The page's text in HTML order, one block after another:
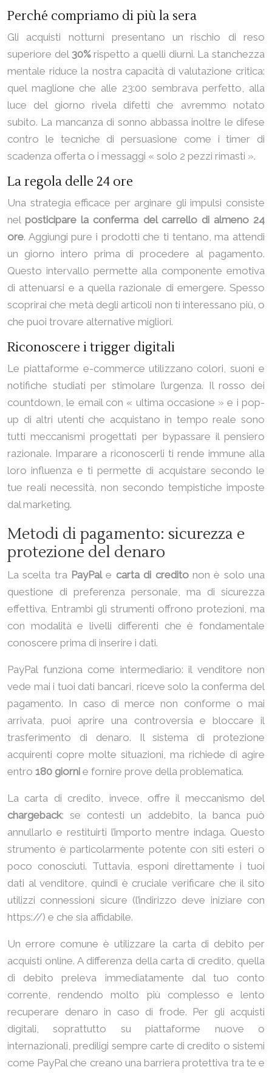
Perché compriamo di più la sera
Gli acquisti notturni presentano un rischio di reso
superiore del 30%rispetto a quelli diurni. La stanchezza
mentale riduce la nostra capacità di valutazione critica:
quel maglione che alle 23:00 sembrava perfetto, alla
luce del giorno rivela difetti che avremmo notato
subito. La mancanza di sonno abbassa inoltre le difese
contro le tecniche di persuasione come i timer di
scadenza offerta o i messaggi « solo 2 pezzi rimasti ».
La regola delle 24 ore
Una strategia efficace per arginare gli impulsi consiste
nel posticipare la conferma del carrello di almeno 24
ore. Aggiungi pure i prodotti che ti tentano, ma attendi
un giorno intero prima di procedere al pagamento.
Questo intervallo permette alla componente emotiva
di attenuarsi e a quella razionale di emergere. Spesso
scoprirai che metà degli articoli non ti interessano più, o
che puoi trovare alternative migliori.
Riconoscere i trigger digitali
Le piattaforme e-commerce utilizzano colori, suoni e
notifiche studiati per stimolare l’urgenza. Il rosso dei
countdown, le email con « ultima occasione » e i pop-
up di altri utenti che acquistano in tempo reale sono
tutti meccanismi progettati per bypassare il pensiero
razionale. Imparare a riconoscerli ti rende immune alla
loro influenza e ti permette di acquistare secondo le
tue reali necessità, non secondo tempistiche imposte
dal marketing.
Metodi di pagamento: sicurezza e
protezione del denaro
La scelta tra PayPale carta di creditonon è solo una
questione di preferenza personale, ma di sicurezza
effettiva. Entrambi gli strumenti offrono protezioni, ma
con modalità e livelli differenti che è fondamentale
conoscere prima di inserire i dati.
PayPal funziona come intermediario: il venditore non
vede mai i tuoi dati bancari, riceve solo la conferma del
pagamento. In caso di merce non conforme o mai
arrivata, puoi aprire una controversia e bloccare il
trasferimento di denaro. Il sistema di protezione
acquirenti copre molte situazioni, ma richiede di agire
entro 180 giorni e fornire prove della problematica.
La carta di credito, invece, offre il meccanismo del
chargeback: se contesti un addebito, la banca può
annullarlo e restituirti l’importo mentre indaga. Questo
strumento è particolarmente potente con siti esteri o
poco conosciuti. Tuttavia, esponi direttamente i tuoi
dati al venditore, quindi è cruciale verificare che il sito
utilizzi connessioni sicure (l’indirizzo deve iniziare con
https://) e che sia affidabile.
Un errore comune è utilizzare la carta di debito per
acquisti online. A differenza della carta di credito, quella
di debito preleva immediatamente dal tuo conto
corrente, rendendo molto più complesso e lento
recuperare denaro in caso di frode. Per gli acquisti
digitali, soprattutto su piattaforme nuove o
internazionali, prediligi sempre carte di credito o sistemi
come PayPal che creano una barriera protettiva tra te e